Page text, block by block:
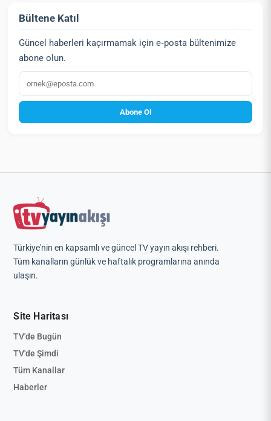
Bültene Katıl
Güncel haberleri kaçırmamak için e‑posta bültenimize
abone olun.
E‑posta
Abone Ol
Türkiye'nin en kapsamlı ve güncel TV yayın akışı rehberi.
Tüm kanalların günlük ve haftalık programlarına anında
ulaşın.
Site Haritası
TV'de Bugün
TV'de Şimdi
Tüm Kanallar
Haberler